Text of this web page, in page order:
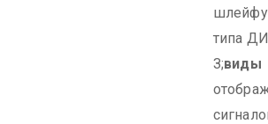
типа
З;виды